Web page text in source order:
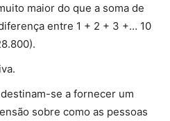
maior do que a soma de
entre 1 + 2 + 3 +… 10
se a fornecer um
sobre como as pessoas